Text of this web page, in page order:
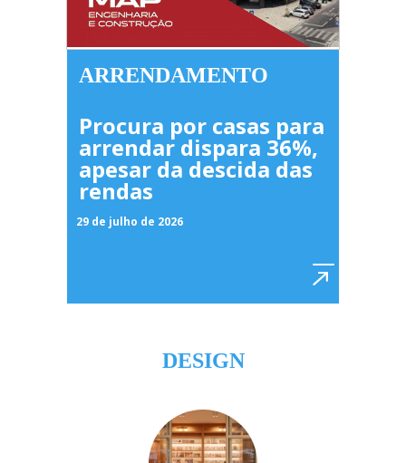
ARRENDAMENTO
Procura por casas para
arrendar dispara 36%,
apesar da descida das
rendas
29 de julho de 2026
DESIGN